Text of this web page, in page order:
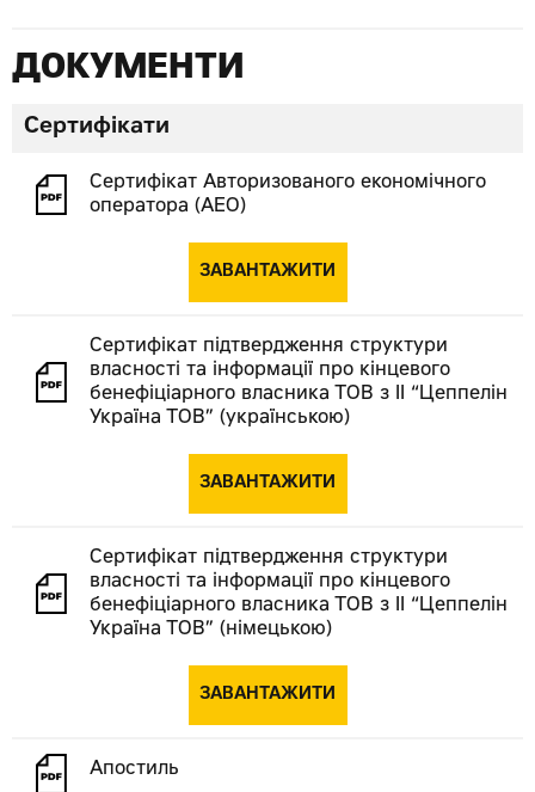
ДОКУМЕНТИ
Сертифікати
Сертифікат Авторизованого економічного
оператора (АЕО)
ЗАВАНТАЖИТИ
Сертифікат підтвердження структури
власності та інформації про кінцевого
бенефіціарного власника ТОВ з ІІ “Цеппелін
Україна ТОВ” (українською)
ЗАВАНТАЖИТИ
Сертифікат підтвердження структури
власності та інформації про кінцевого
бенефіціарного власника ТОВ з ІІ “Цеппелін
Україна ТОВ” (німецькою)
ЗАВАНТАЖИТИ
Апостиль